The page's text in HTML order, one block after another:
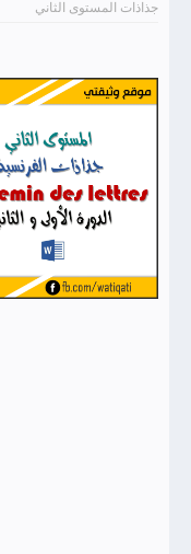
جذاذات المستوى الثاني